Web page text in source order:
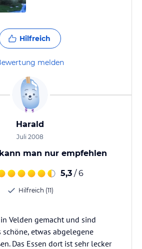
Hilfreich
melden
Harald
Juli 2008
man nur empfehlen
5,3 / 6
Hilfreich (11)
Velden gemacht und sind
etwas abgelegene
Das Essen dort ist sehr lecker